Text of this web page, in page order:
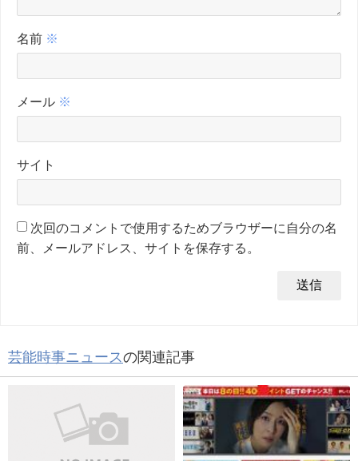
名前 ※
メール ※
サイト
次回のコメントで使用するためブラウザーに自分の名
前、メールアドレス、サイトを保存する。
芸能時事ニュース の関連記事